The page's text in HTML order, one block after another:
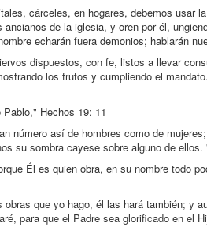
cárceles, en hogares, debemos usar
de la iglesia, y oren por él,
echarán fuera demonios; hablarán
dispuestos, con fe, listos a llevar
los frutos y cumpliendo el
Hechos 19: 11
número así de hombres como de
su sombra cayese sobre alguno de
Él es quien obra, en su nombre todo
que yo hago, él las hará también; y
para que el Padre sea glorificado en el